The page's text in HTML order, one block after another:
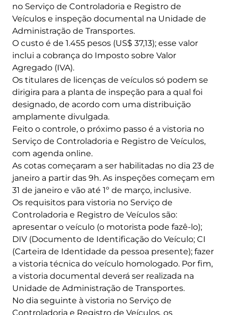
no Serviço de Controladoria e Registro de
Veículos e inspeção documental na Unidade de
Administração de Transportes.
O custo é de 1.455 pesos (US$ 37,13); esse valor
inclui a cobrança do Imposto sobre Valor
Agregado (IVA).
Os titulares de licenças de veículos só podem se
dirigira para a planta de inspeção para a qual foi
designado, de acordo com uma distribuição
amplamente divulgada.
Feito o controle, o próximo passo é a vistoria no
Serviço de Controladoria e Registro de Veículos,
com agenda online.
As cotas começaram a ser habilitadas no dia 23 de
janeiro a partir das 9h. As inspeções começam em
31 de janeiro e vão até 1º de março, inclusive.
Os requisitos para vistoria no Serviço de
Controladoria e Registro de Veículos são:
apresentar o veículo (o motorista pode fazê-lo);
DIV (Documento de Identificação do Veículo; CI
(Carteira de Identidade da pessoa presente); fazer
a vistoria técnica do veículo homologado. Por fim,
a vistoria documental deverá ser realizada na
Unidade de Administração de Transportes.
No dia seguinte à vistoria no Serviço de
Controladoria e Registro de Veículos, os